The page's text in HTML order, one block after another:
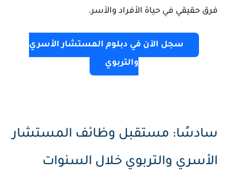
فرق حقيقي في حياة الأفراد والأسر.
سجل الآن في دبلوم المستشار الأسري
والتربوي
سادسًا: مستقبل وظائف المستشار
الأسري والتربوي خلال السنوات